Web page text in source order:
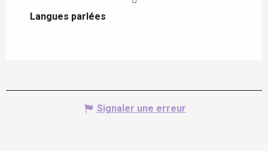
Langues parlées
Langues parlées
Signaler une erreur